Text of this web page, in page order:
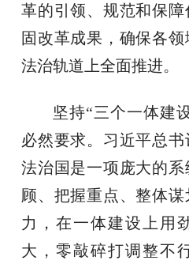
革的引领、规范和保
固改革成果，确保各
法治轨道上全面推进。
坚持“三个一体建
必然要求。习近平总
法治国是一项庞大的
顾、把握重点、整体
力，在一体建设上用
大，零敲碎打调整不